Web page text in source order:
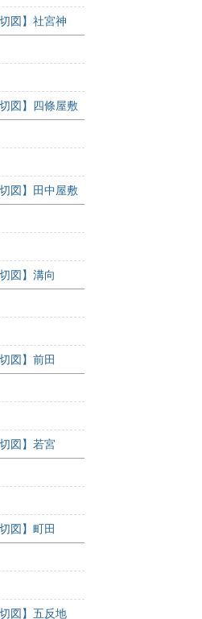
図】社宮神
図】四條屋敷
図】田中屋敷
図】溝向
図】前田
図】若宮
図】町田
図】五反地